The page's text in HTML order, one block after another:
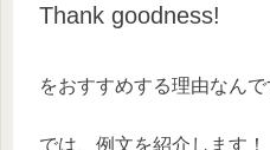
Thank goodness!
をおすすめする理由なんで
では、例文を紹介します！